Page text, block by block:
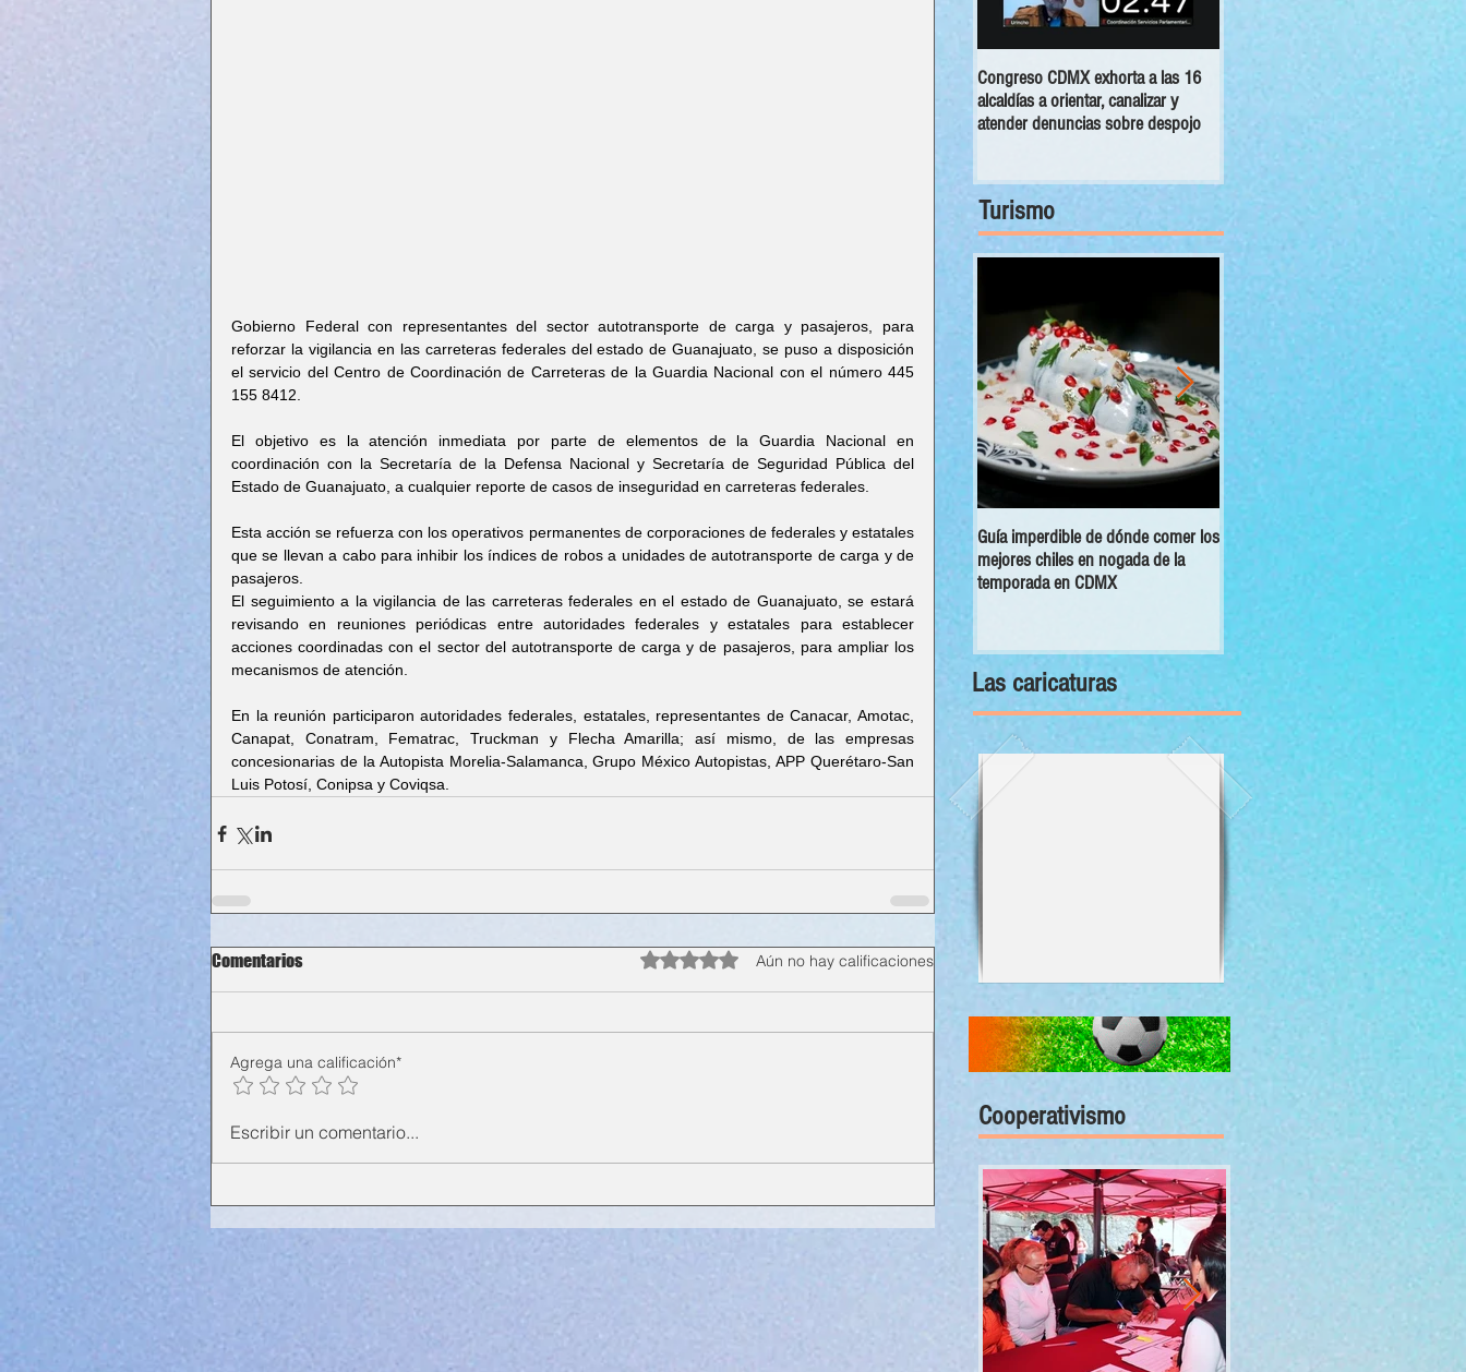
Gobierno Federal con representantes del sector autotransporte de carga y pasajeros, para
reforzar la vigilancia en las carreteras federales del estado de Guanajuato, se puso a disposición
el servicio del Centro de Coordinación de Carreteras de la Guardia Nacional con el número 445
155 8412.
El objetivo es la atención inmediata por parte de elementos de la Guardia Nacional en
coordinación con la Secretaría de la Defensa Nacional y Secretaría de Seguridad Pública del
Estado de Guanajuato, a cualquier reporte de casos de inseguridad en carreteras federales.
Esta acción se refuerza con los operativos permanentes de corporaciones de federales y estatales
que se llevan a cabo para inhibir los índices de robos a unidades de autotransporte de carga y de
pasajeros.
El seguimiento a la vigilancia de las carreteras federales en el estado de Guanajuato, se estará
revisando en reuniones periódicas entre autoridades federales y estatales para establecer
acciones coordinadas con el sector del autotransporte de carga y de pasajeros, para ampliar los
mecanismos de atención.
En la reunión participaron autoridades federales, estatales, representantes de Canacar, Amotac,
Canapat, Conatram, Fematrac, Truckman y Flecha Amarilla; así mismo, de las empresas
concesionarias de la Autopista Morelia-Salamanca, Grupo México Autopistas, APP Querétaro-San
Luis Potosí, Conipsa y Coviqsa.
Comentarios Obtuvo 0 de 5 estrellas.Aún no hay calificaciones
Agrega una calificación*
Escribir un comentario...
Congreso CDMX exhorta a las 16
alcaldías a orientar, canalizar y
atender denuncias sobre despojo
MC pide establecer reglas para
la capital tras separación de un
Turismo
Guía imperdible de dónde comer los
mejores chiles en nogada de la
temporada en CDMX
Las caricaturas
Cooperativismo